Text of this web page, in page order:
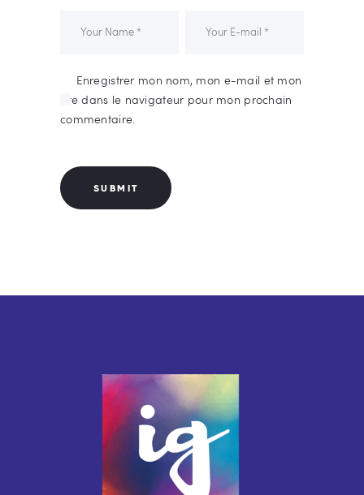
Enregistrer mon nom, mon e-mail et mon
site dans le navigateur pour mon prochain
commentaire.